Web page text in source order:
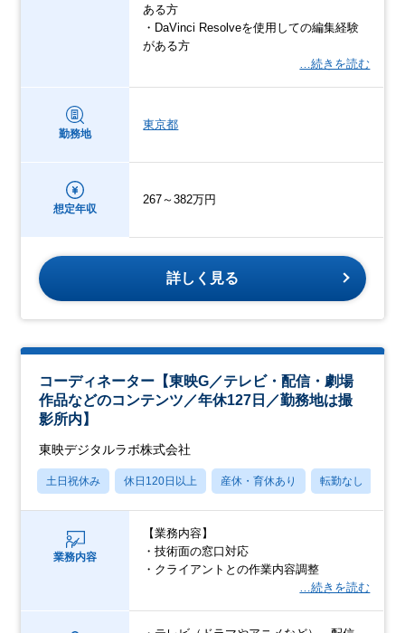
ある方
・DaVinci Resolveを使用しての編集経験
がある方
…続きを読む
勤務地
東京都
想定年収
267～382万円
詳しく見る
コーディネーター【東映G／テレビ・配信・劇場
作品などのコンテンツ／年休127日／勤務地は撮
影所内】
東映デジタルラボ株式会社
土日祝休み 休日120日以上 産休・育休あり 転勤なし
業務内容
【業務内容】
・技術面の窓口対応
・クライアントとの作業内容調整
…続きを読む